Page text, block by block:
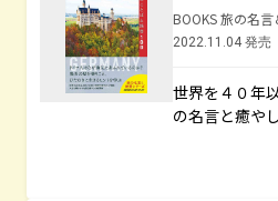
BOOKS 旅の名言
2022.11.04 発売
世界を４０年
の名言と癒や